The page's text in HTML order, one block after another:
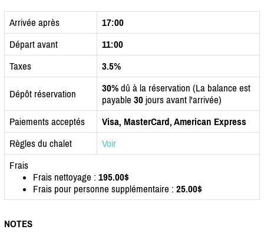
Arrivée après
17:00
Départ avant
11:00
Taxes
3.5%
Dépôt réservation 30% dû à la réservation (La balance est
payable 30 jours avant l'arrivée)
Paiements acceptés
Visa, MasterCard, American Express
Règles du chalet
Voir
Frais
Frais nettoyage : 195.00$
Frais pour personne supplémentaire : 25.00$
NOTES